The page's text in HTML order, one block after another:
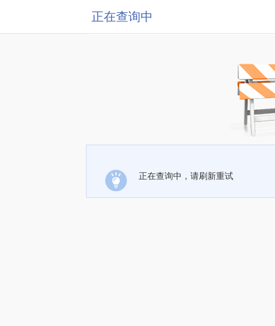
正在查询中
正在查询中，请刷新重试